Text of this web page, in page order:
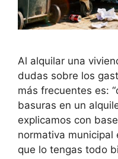
Al alquilar una
dudas sobre los
más frecuentes es:
basuras en un
explicamos con
normativa municipal
que lo tengas todo